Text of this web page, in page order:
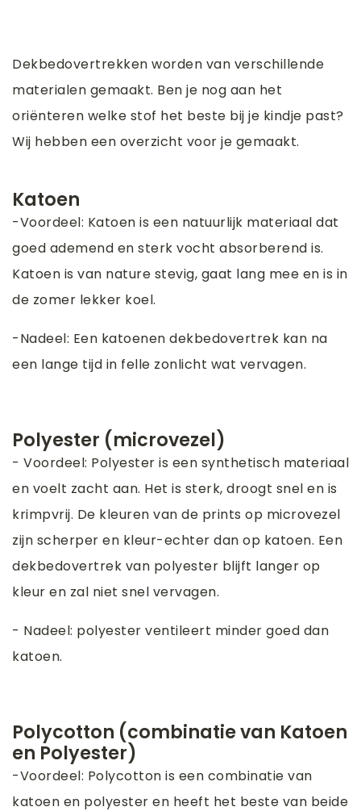
Dekbedovertrekken worden van verschillende
materialen gemaakt. Ben je nog aan het
oriënteren welke stof het beste bij je kindje past?
Wij hebben een overzicht voor je gemaakt.
Katoen
-Voordeel: Katoen is een natuurlijk materiaal dat
goed ademend en sterk vocht absorberend is.
Katoen is van nature stevig, gaat lang mee en is in
de zomer lekker koel.
-Nadeel: Een katoenen dekbedovertrek kan na
een lange tijd in felle zonlicht wat vervagen.
Polyester (microvezel)
- Voordeel: Polyester is een synthetisch materiaal
en voelt zacht aan. Het is sterk, droogt snel en is
krimpvrij. De kleuren van de prints op microvezel
zijn scherper en kleur-echter dan op katoen. Een
dekbedovertrek van polyester blijft langer op
kleur en zal niet snel vervagen.
- Nadeel: polyester ventileert minder goed dan
katoen.
Polycotton (combinatie van Katoen
en Polyester)
-Voordeel: Polycotton is een combinatie van
katoen en polyester en heeft het beste van beide